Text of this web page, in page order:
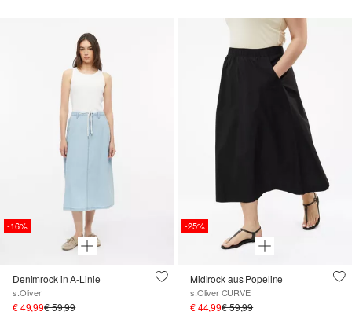
-16%
Denimrock in A-Linie
s.Oliver
€ 49,99€ 59,99
-25%
Midirock aus Popeline
s.Oliver CURVE
€ 44,99€ 59,99